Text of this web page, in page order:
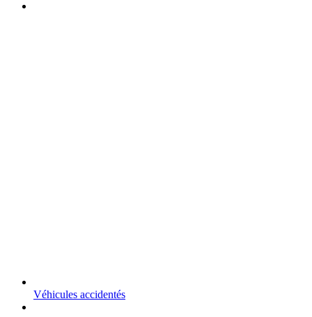
Véhicules accidentés